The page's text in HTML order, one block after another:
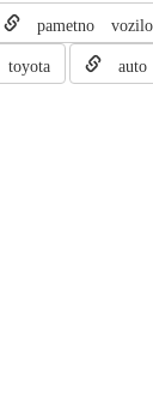
pametno vozilo
toyota auto